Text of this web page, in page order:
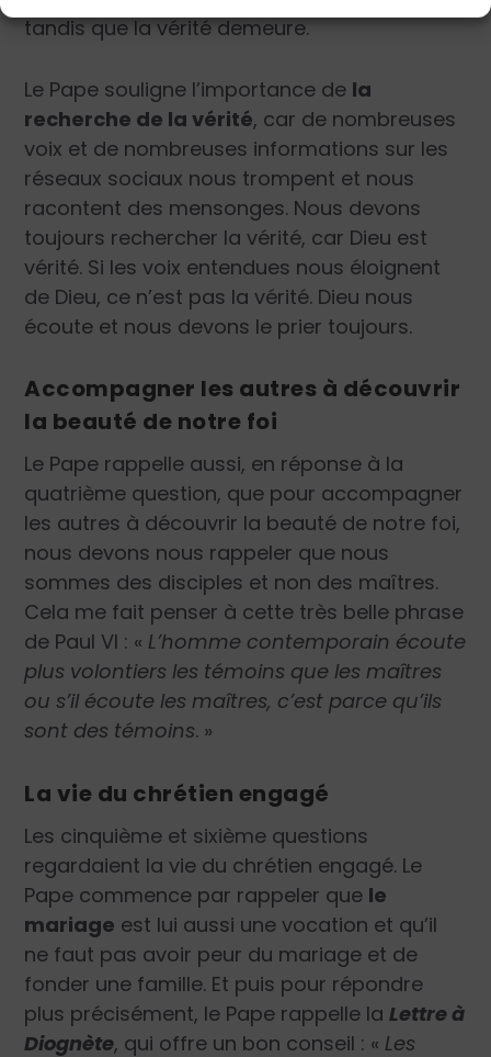
tandis que la vérité demeure.
Le Pape souligne l’importance de la
recherche de la vérité, car de nombreuses
voix et de nombreuses informations sur les
réseaux sociaux nous trompent et nous
racontent des mensonges. Nous devons
toujours rechercher la vérité, car Dieu est
vérité. Si les voix entendues nous éloignent
de Dieu, ce n’est pas la vérité. Dieu nous
écoute et nous devons le prier toujours.
Accompagner les autres à découvrir
la beauté de notre foi
Le Pape rappelle aussi, en réponse à la
quatrième question, que pour accompagner
les autres à découvrir la beauté de notre foi,
nous devons nous rappeler que nous
sommes des disciples et non des maîtres.
Cela me fait penser à cette très belle phrase
de Paul VI : « L’homme contemporain écoute
plus volontiers les témoins que les maîtres
ou s’il écoute les maîtres, c’est parce qu’ils
sont des témoins. »
La vie du chrétien engagé
Les cinquième et sixième questions
regardaient la vie du chrétien engagé. Le
Pape commence par rappeler que le
mariage est lui aussi une vocation et qu’il
ne faut pas avoir peur du mariage et de
fonder une famille. Et puis pour répondre
plus précisément, le Pape rappelle laLettre à
Diognète, qui offre un bon conseil : « Les